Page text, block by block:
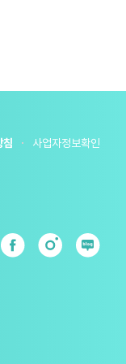
침 사업자정보확인